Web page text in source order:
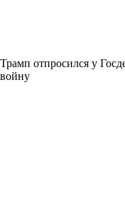
Трамп отпросился у
войну